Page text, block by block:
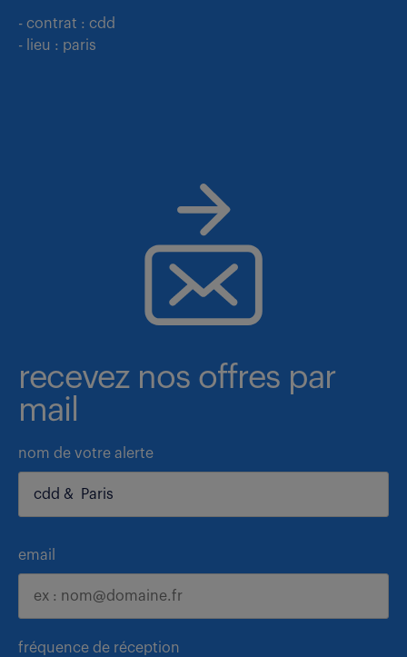
- contrat : cdd
- lieu : paris
recevez nos offres par
mail
nom de votre alerte
email
fréquence de réception